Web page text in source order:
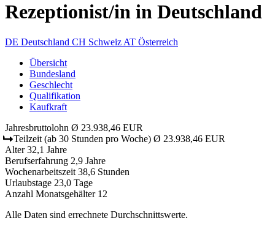
Rezeptionist/in in Deutschland
DE Deutschland CH Schweiz AT Österreich
Übersicht
Bundesland
Geschlecht
Qualifikation
Kaufkraft
Jahresbruttolohn Ø 23.938,46 EUR
Teilzeit (ab 30 Stunden pro Woche) Ø 23.938,46 EUR
Alter 32,1 Jahre
Berufserfahrung 2,9 Jahre
Wochenarbeitszeit 38,6 Stunden
Urlaubstage 23,0 Tage
Anzahl Monatsgehälter 12
Alle Daten sind errechnete Durchschnittswerte.